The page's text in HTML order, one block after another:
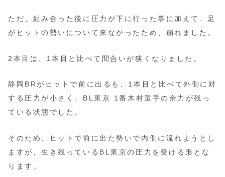
ただ、組み合った後に圧力が下に行った事に加えて、足
がヒットの勢いについて来なかったため、崩れました。
2本目は、1本目と比べて間合いが狭くなりました。
静岡BRがヒットで前に出るも、1本目と比べて外側に対
する圧力が小さく、BL東京 1番木村選手の余力が残っ
ている状態でした。
そのため、ヒットで前に出た勢いで内側に流れようとし
ますが、生き残っているBL東京の圧力を受ける形とな
ります。